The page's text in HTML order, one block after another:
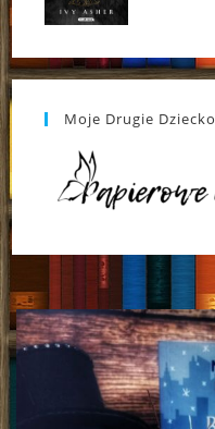
Moje Drugie Dziecko